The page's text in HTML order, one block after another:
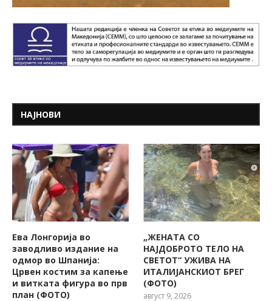
НАЈНОВИ
Ева Лонгорија во
заводливо издание на
одмор во Шпанија:
Црвен костим за капење
и витката фигура во прв
план (ФОТО)
„ЖЕНАТА СО
НАЈДОБРОТО ТЕЛО НА
СВЕТОТ“ УЖИВА НА
ИТАЛИЈАНСКИОТ БРЕГ
(ФОТО)
август 9, 2026